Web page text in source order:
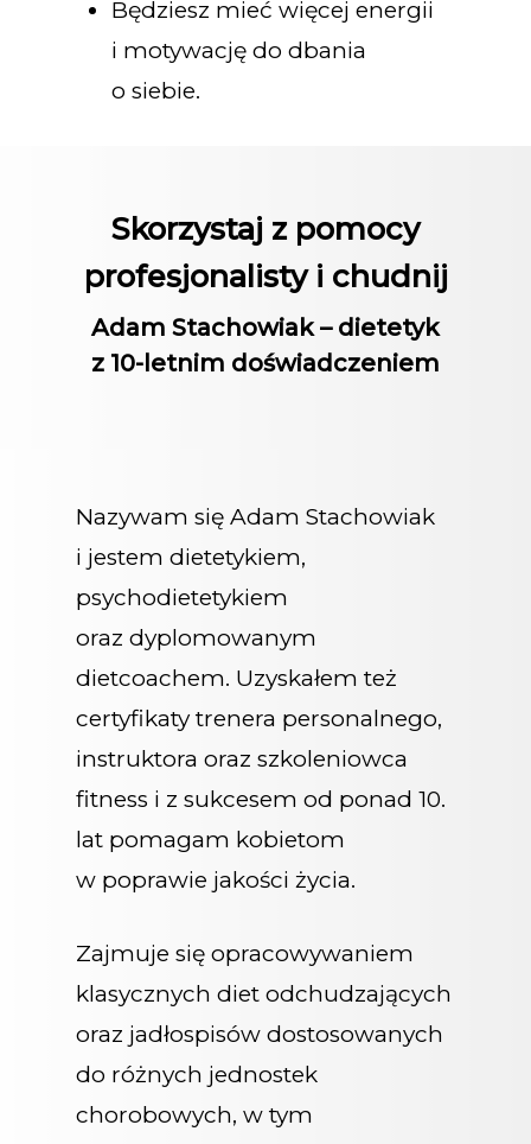
Będziesz mieć więcej energii
i motywację do dbania
o siebie.
Skorzystaj z pomocy
profesjonalisty i chudnij
Adam Stachowiak – dietetyk
z 10-letnim doświadczeniem
Nazywam się Adam Stachowiak
i jestem dietetykiem,
psychodietetykiem
oraz dyplomowanym
dietcoachem. Uzyskałem też
certyfikaty trenera personalnego,
instruktora oraz szkoleniowca
fitness i z sukcesem od ponad 10.
lat pomagam kobietom
w poprawie jakości życia.
Zajmuje się opracowywaniem
klasycznych diet odchudzających
oraz jadłospisów dostosowanych
do różnych jednostek
chorobowych, w tym